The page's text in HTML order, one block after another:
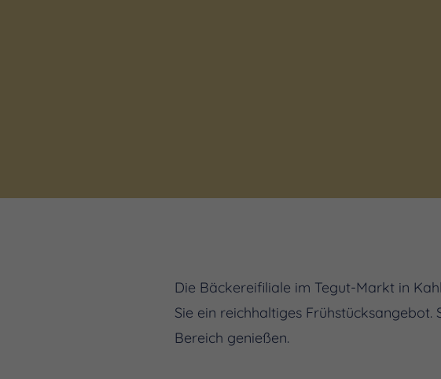
Die Bäckereifiliale im Tegut-Markt in
Sie ein reichhaltiges
Bereich genießen.